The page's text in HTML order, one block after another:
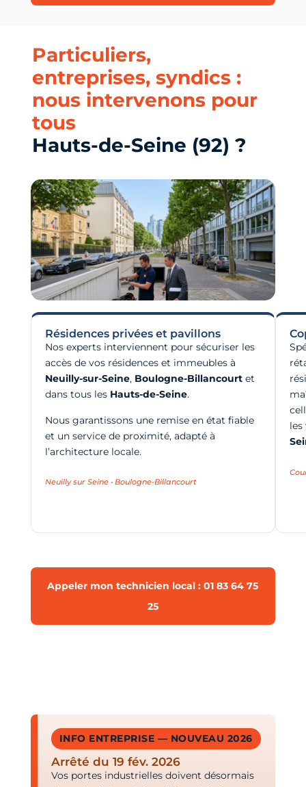
Particuliers,
entreprises, syndics :
nous intervenons pour
tous
Hauts-de-Seine (92) ?
Résidences privées et pavillons
Nos experts interviennent pour sécuriser les
accès de vos résidences et immeubles à
Neuilly-sur-Seine, Boulogne-Billancourtet
dans tous les Hauts-de-Seine.
Nous garantissons une remise en état fiable
et un service de proximité, adapté à
l’architecture locale.
Neuilly sur Seine • Boulogne-Billancourt
Appeler mon technicien local : 01 83 64 75
25
INFO ENTREPRISE — NOUVEAU 2026
Arrêté du 19 fév. 2026
Vos portes industrielles doivent désormais